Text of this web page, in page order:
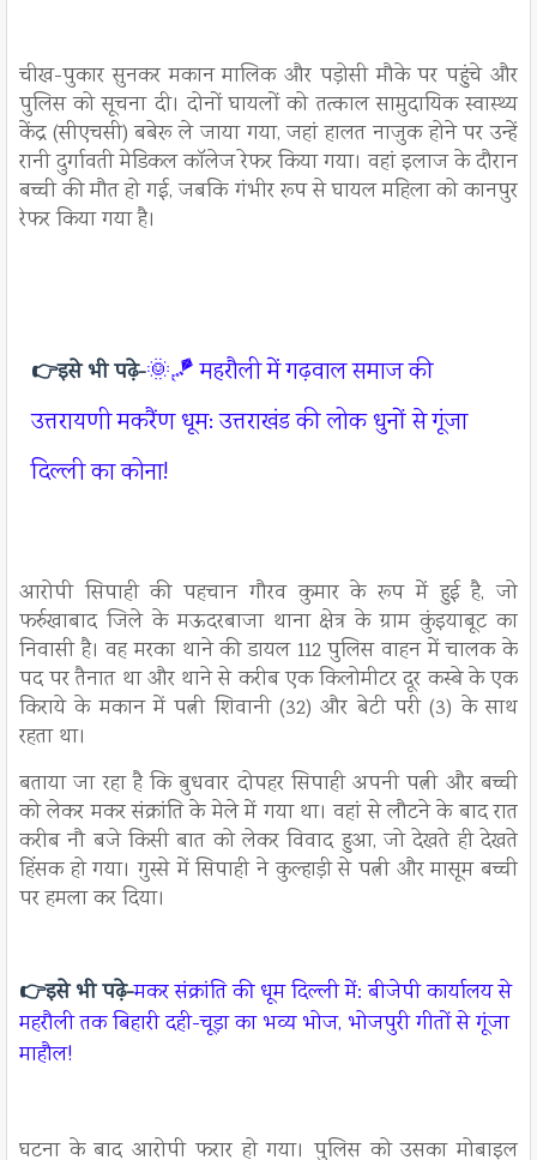
चीख-पुकार सुनकर मकान मालिक और पड़ोसी मौके पर पहुंचे और
पुलिस को सूचना दी। दोनों घायलों को तत्काल सामुदायिक स्वास्थ्य
केंद्र (सीएचसी) बबेरू ले जाया गया, जहां हालत नाजुक होने पर उन्हें
रानी दुर्गावती मेडिकल कॉलेज रेफर किया गया। वहां इलाज के दौरान
बच्ची की मौत हो गई, जबकि गंभीर रूप से घायल महिला को कानपुर
रेफर किया गया है।
👉इसे भी पढ़े-🌞🪁 महरौली में गढ़वाल समाज की
उत्तरायणी मकरैंण धूम: उत्तराखंड की लोक धुनों से गूंजा
दिल्ली का कोना!
आरोपी सिपाही की पहचान गौरव कुमार के रूप में हुई है, जो
फर्रुखाबाद जिले के मऊदरबाजा थाना क्षेत्र के ग्राम कुंइयाबूट का
निवासी है। वह मरका थाने की डायल 112 पुलिस वाहन में चालक के
पद पर तैनात था और थाने से करीब एक किलोमीटर दूर कस्बे के एक
किराये के मकान में पत्नी शिवानी (32) और बेटी परी (3) के साथ
रहता था।
बताया जा रहा है कि बुधवार दोपहर सिपाही अपनी पत्नी और बच्ची
को लेकर मकर संक्रांति के मेले में गया था। वहां से लौटने के बाद रात
करीब नौ बजे किसी बात को लेकर विवाद हुआ, जो देखते ही देखते
हिंसक हो गया। गुस्से में सिपाही ने कुल्हाड़ी से पत्नी और मासूम बच्ची
पर हमला कर दिया।
👉इसे भी पढ़े-मकर संक्रांति की धूम दिल्ली में: बीजेपी कार्यालय से
महरौली तक बिहारी दही-चूड़ा का भव्य भोज, भोजपुरी गीतों से गूंजा
माहौल!
घटना के बाद आरोपी फरार हो गया। पुलिस को उसका मोबाइल